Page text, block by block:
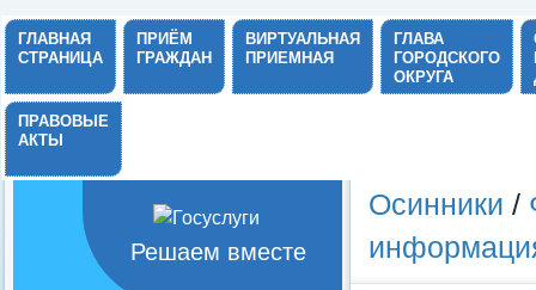
ГЛАВНАЯ
СТРАНИЦА
ПРИЁМ
ГРАЖДАН
ВИРТУАЛЬНАЯ
ПРИЕМНАЯ
ГЛАВА
ГОРОДСКОГО
ОКРУГА
ПРАВОВЫЕ
АКТЫ
Осинники /
Решаем вместе